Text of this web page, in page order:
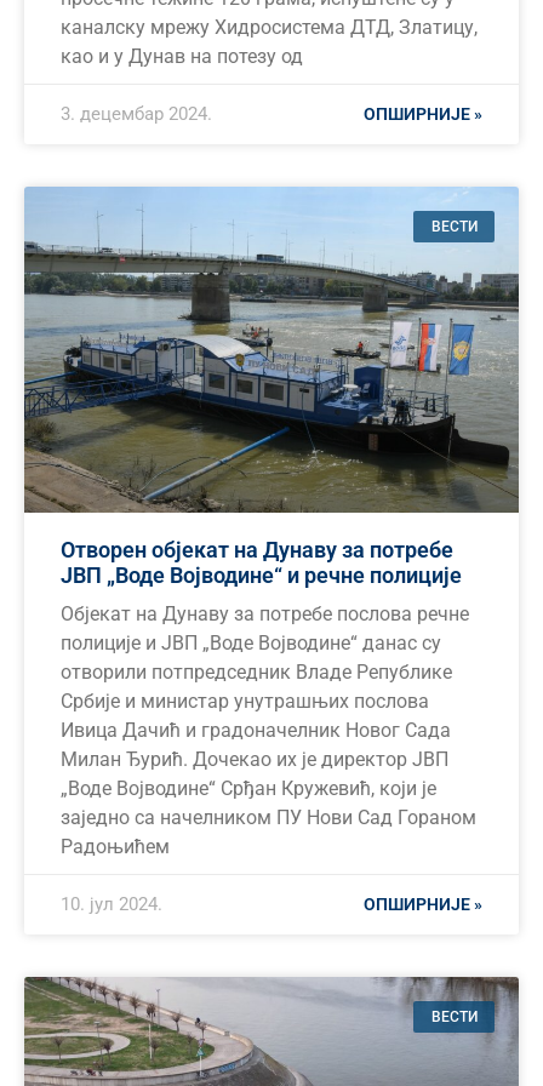
каналску мрежу Хидросистема ДТД, Златицу,
као и у Дунав на потезу од
ОПШИРНИЈЕ »
3. децембар 2024.
ВЕСТИ
Отворен објекат на Дунаву за потребе
ЈВП „Воде Војводине“ и речне полиције
Објекат на Дунаву за потребе послова речне
полиције и ЈВП „Воде Војводине“ данас су
отворили потпредседник Владе Републике
Србије и министар унутрашњих послова
Ивица Дачић и градоначелник Новог Сада
Милан Ђурић. Дочекао их је директор ЈВП
„Воде Војводине“ Срђан Кружевић, који је
заједно са начелником ПУ Нови Сад Гораном
Радоњићем
ОПШИРНИЈЕ »
10. јул 2024.
ВЕСТИ